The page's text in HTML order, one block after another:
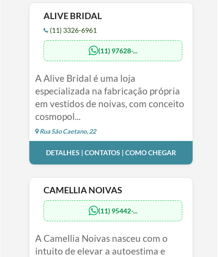
ALIVE BRIDAL
(11) 3326-6961
(11) 97628-...
A Alive Bridal é uma loja
especializada na fabricação própria
em vestidos de noivas, com conceito
cosmopol...
Rua São Caetano, 22
DETALHES | CONTATOS | COMO CHEGAR
CAMELLIA NOIVAS
(11) 95442-...
A Camellia Noivas nasceu com o
intuito de elevar a autoestima e